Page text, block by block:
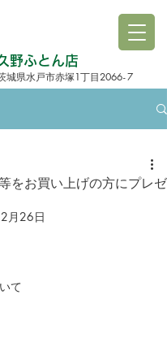
野ふとん店
城県水戸市赤塚1丁目2066-7
て
をお買い上げの方にプレゼ
月26日